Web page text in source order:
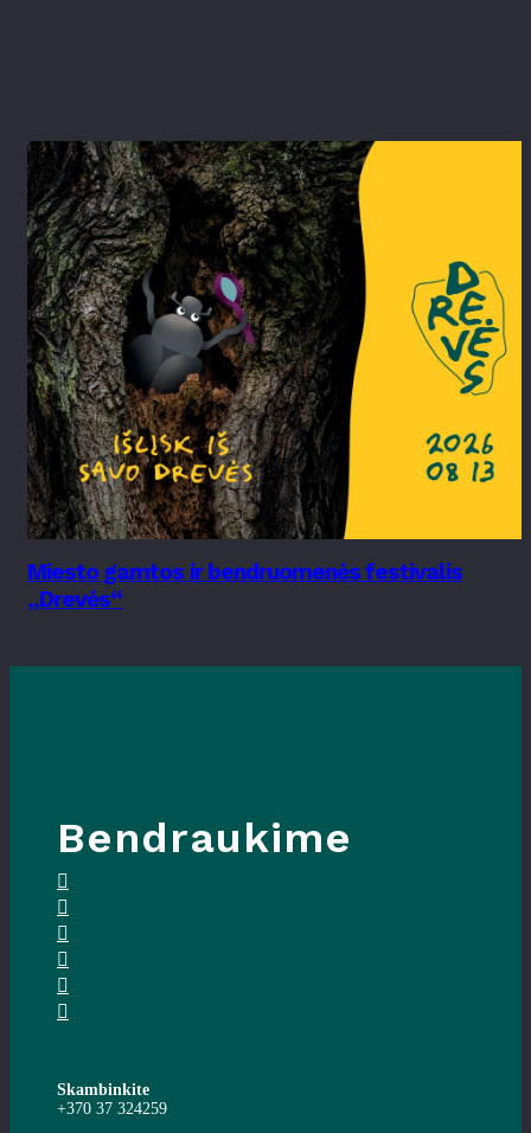
Miesto gamtos ir bendruomenės festivalis
„Drevės“
Bendraukime
Skambinkite
+370 37 324259